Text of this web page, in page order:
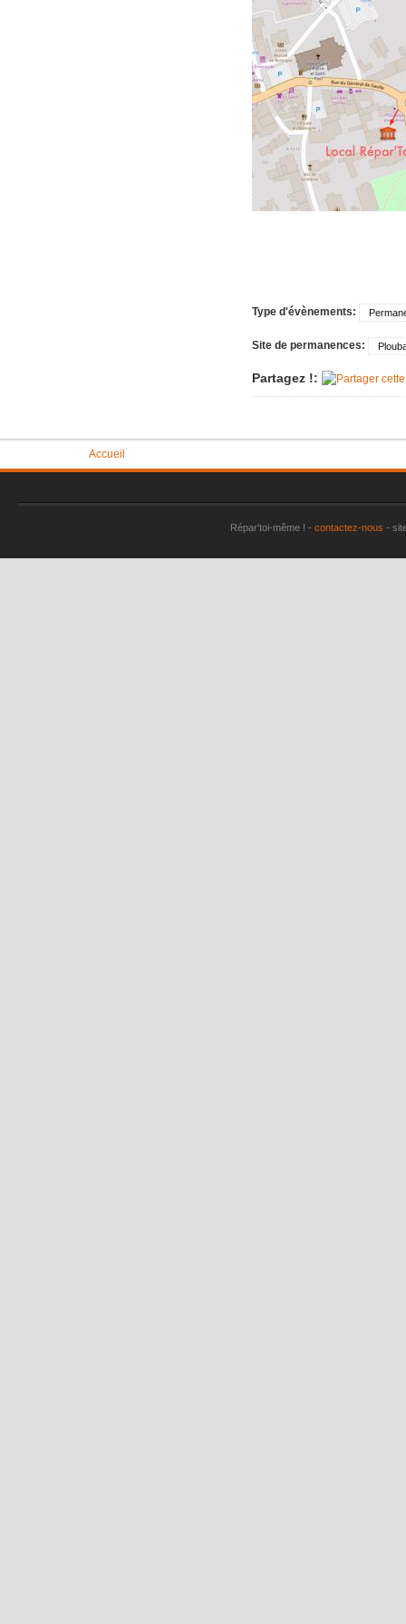
Imac très
Pièce
Vérin
Machine
plus
Sèche-
Porte de
Type d'évènements:
Site de permanences:
Partagez !:
Accueil
Répar'toi-même ! - contactez-nous -